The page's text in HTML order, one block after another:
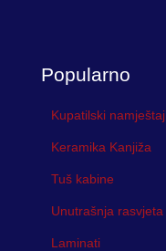
Popularno
Kupatilski namještaj
Keramika Kanjiža
Tuš kabine
Unutrašnja rasvjeta
Laminati